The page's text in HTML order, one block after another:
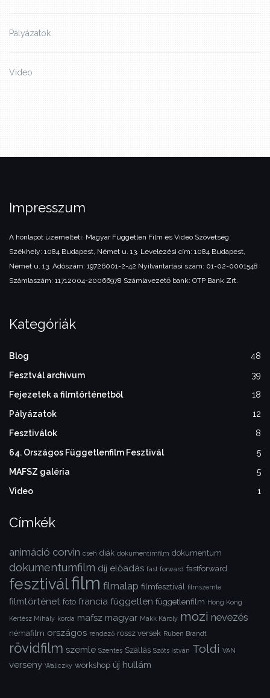
Pályázatok
Video
Impresszum
A honlapot üzemelteti: Magyar Független Film és Video Szövetség
Székhely: 1084 Budapest, Német u. 13. Levelezési cím: 1084 Budapest,
Német u. 13. Adószám: 19726001-2-42 Nyilvántartási szám: 01-02-0001548
Számlaszám: 11712004-20066978 Számlavezető bank: OTP Bank Zrt.
Kategóriák
Blog
48
Fesztvál archívum
39
Fejezetek a filmtörténetből
18
Pályázatok
12
Fesztiválok
8
64. Országos Függetlenfilm Fesztivál
5
MAFSZ galéria
5
Video
1
Címkék
animáció corvin cseh diák dokumentimfilm dokumentum
dokumentumfilm díj előadás fast forward fastforward
fesztiválfilm filmalap filmfesztivál filmszemle
filmtörténet foto francia független függetlenfilm Hong Kong
Kertész Mihály korda mafsz magyar Makk Károly mozi nevezés
némafilm országos rendező rossz versek Ruben Brandt
rövidfilm szemle Szentes Szállás Szőts István Toldi VAN
verseny Waliczky workshop új hullám